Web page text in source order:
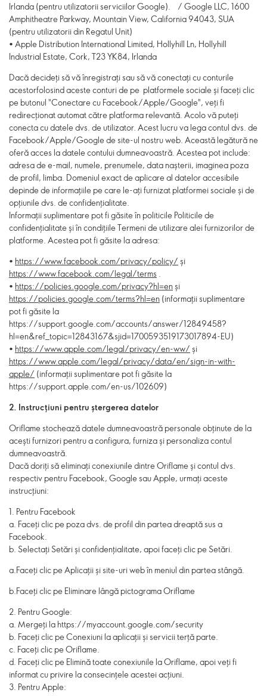
Irlanda (pentru utilizatorii serviciilor Google). / Google LLC, 1600
Amphitheatre Parkway, Mountain View, California 94043, SUA
(pentru utilizatorii din Regatul Unit)
• Apple Distribution International Limited, Hollyhill Ln, Hollyhill
Industrial Estate, Cork, T23 YK84, Irlanda
Dacă decideți să vă înregistrați sau să vă conectați cu conturile
acestorfolosind aceste conturi de pe platformele sociale și faceți clic
pe butonul "Conectare cu Facebook/Apple/Google", veți fi
redirecționat automat către platforma relevantă. Acolo vă puteți
conecta cu datele dvs. de utilizator. Acest lucru va lega contul dvs. de
Facebook/Apple/Google de site-ul nostru web. Această legătură ne
oferă acces la datele contului dumneavoastră. Acestea pot include:
adresa de e-mail, numele, prenumele, data nașterii, imaginea poza
de profil, limba. Domeniul exact de aplicare al datelor accesibile
depinde de informațiile pe care le-ați furnizat platformei sociale și de
opțiunile dvs. de confidențialitate.
Informații suplimentare pot fi găsite în politicile Politicile de
confidențialitate și în condițiile Termeni de utilizare alei furnizorilor de
platforme. Acestea pot fi găsite la adresa:
• https://www.facebook.com/privacy/policy/ și
https://www.facebook.com/legal/terms .
• https://policies.google.com/privacy?hl=enși
https://policies.google.com/terms?hl=en (informații suplimentare
pot fi găsite la
https://support.google.com/accounts/answer/12849458?
hl=en&ref_topic=12843167&sjid=1700593519173017894-EU)
• https://www.apple.com/legal/privacy/en-ww/ și
https://www.apple.com/legal/privacy/data/en/sign-in-with-
apple/ (informații suplimentare pot fi găsite la
https://support.apple.com/en-us/102609)
2. Instrucțiuni pentru ștergerea datelor
Oriflame stochează datele dumneavoastră personale obținute de la
acești furnizori pentru a configura, furniza și personaliza contul
dumneavoastră.
Dacă doriți să eliminați conexiunile dintre Oriflame și contul dvs.
respectiv pentru Facebook, Google sau Apple, urmați aceste
instrucțiuni:
1. Pentru Facebook
a. Faceți clic pe poza dvs. de profil din partea dreaptă sus a
Facebook.
b. Selectați Setări și confidențialitate, apoi faceți clic pe Setări.
a.Faceți clic pe Aplicații și site-uri web în meniul din partea stângă.
b.Faceți clic pe Eliminare lângă pictograma Oriflame
2. Pentru Google:
a. Mergeți la https://myaccount.google.com/security
b. Faceți clic pe Conexiuni la aplicații și servicii terță parte.
c. Faceți clic pe Oriflame.
d. Faceți clic pe Elimină toate conexiunile la Oriflame, apoi veți fi
informat cu privire la consecințele acestei acțiuni.
3. Pentru Apple: